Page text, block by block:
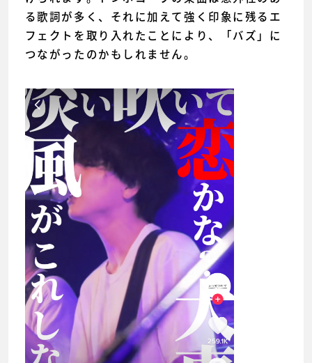
る歌詞が多く、それに加えて強く印象に残るエ
フェクトを取り入れたことにより、「バズ」に
つながったのかもしれません。